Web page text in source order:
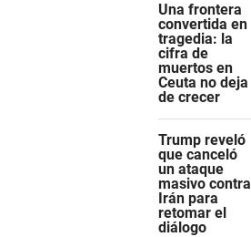
Una frontera
convertida en
tragedia: la
cifra de
muertos en
Ceuta no deja
de crecer
Trump reveló
que canceló
un ataque
masivo contra
Irán para
retomar el
diálogo